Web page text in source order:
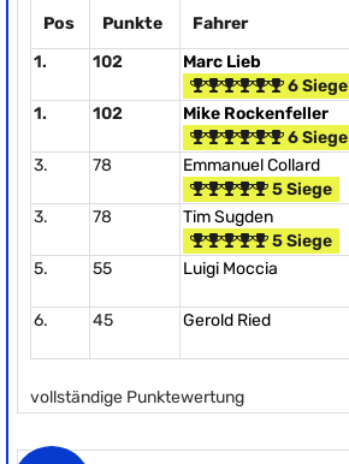
Pos Punkte Fahrer
1.
102
Marc Lieb
6 Siege
1.
102
Mike Rockenfeller
6 Siege
3.
78
Emmanuel Collard
5 Siege
3.
78
Tim Sugden
5 Siege
5.
55 Luigi Moccia
6. 45 Gerold Ried
vollständige Punktewertung